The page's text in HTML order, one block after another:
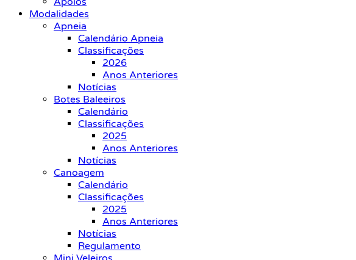
Modalidades
Apneia
Calendário Apneia
Classificações
2026
Anos Anteriores
Notícias
Botes Baleeiros
Calendário
Classificações
2025
Anos Anteriores
Notícias
Canoagem
Calendário
Classificações
2025
Anos Anteriores
Notícias
Regulamento